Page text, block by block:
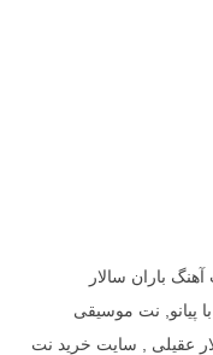
باران سالار
پیانو, نت موسیقی
عقیلی , سایت خرید نت